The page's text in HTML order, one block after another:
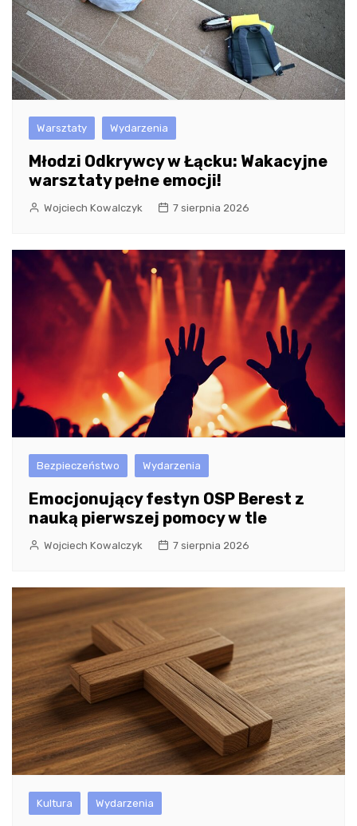
Warsztaty Wydarzenia
Młodzi Odkrywcy w Łącku: Wakacyjne
warsztaty pełne emocji!
Wojciech Kowalczyk 7 sierpnia 2026
Bezpieczeństwo Wydarzenia
Emocjonujący festyn OSP Berest z
nauką pierwszej pomocy w tle
Wojciech Kowalczyk 7 sierpnia 2026
Kultura Wydarzenia